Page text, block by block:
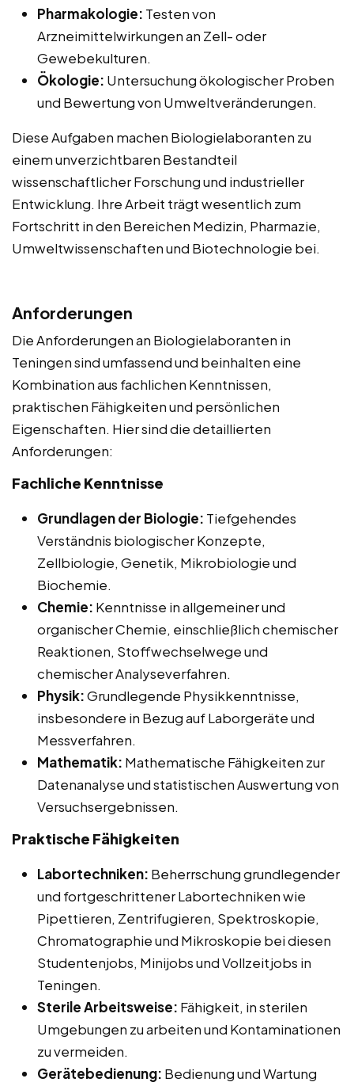
Pharmakologie: Testen von
Arzneimittelwirkungen an Zell- oder
Gewebekulturen.
Ökologie: Untersuchung ökologischer Proben
und Bewertung von Umweltveränderungen.
Diese Aufgaben machen Biologielaboranten zu
einem unverzichtbaren Bestandteil
wissenschaftlicher Forschung und industrieller
Entwicklung. Ihre Arbeit trägt wesentlich zum
Fortschritt in den Bereichen Medizin, Pharmazie,
Umweltwissenschaften und Biotechnologie bei.
Anforderungen
Die Anforderungen an Biologielaboranten in
Teningen sind umfassend und beinhalten eine
Kombination aus fachlichen Kenntnissen,
praktischen Fähigkeiten und persönlichen
Eigenschaften. Hier sind die detaillierten
Anforderungen:
Fachliche Kenntnisse
Grundlagen der Biologie: Tiefgehendes
Verständnis biologischer Konzepte,
Zellbiologie, Genetik, Mikrobiologie und
Biochemie.
Chemie: Kenntnisse in allgemeiner und
organischer Chemie, einschließlich chemischer
Reaktionen, Stoffwechselwege und
chemischer Analyseverfahren.
Physik:Grundlegende Physikkenntnisse,
insbesondere in Bezug auf Laborgeräte und
Messverfahren.
Mathematik: Mathematische Fähigkeiten zur
Datenanalyse und statistischen Auswertung von
Versuchsergebnissen.
Praktische Fähigkeiten
Labortechniken: Beherrschung grundlegender
und fortgeschrittener Labortechniken wie
Pipettieren, Zentrifugieren, Spektroskopie,
Chromatographie und Mikroskopie bei diesen
Studentenjobs, Minijobs und Vollzeitjobs in
Teningen.
Sterile Arbeitsweise: Fähigkeit, in sterilen
Umgebungen zu arbeiten und Kontaminationen
zu vermeiden.
Gerätebedienung: Bedienung und Wartung